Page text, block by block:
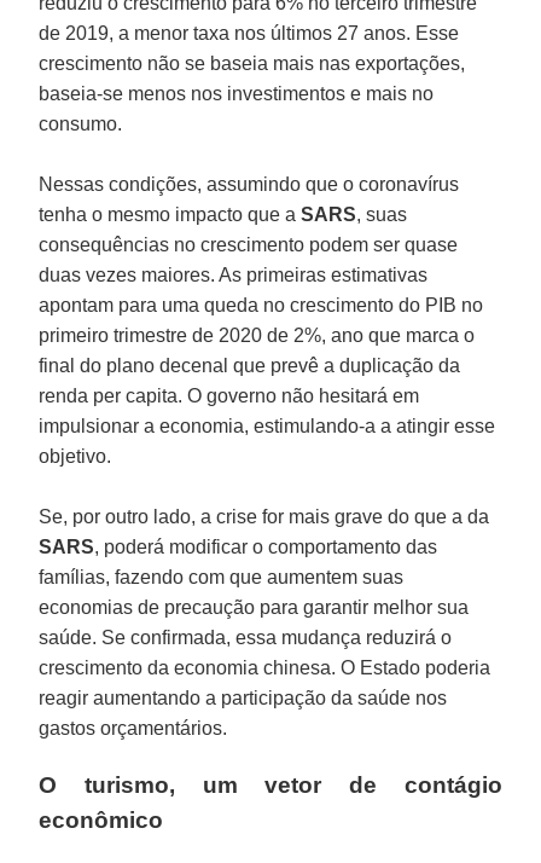
de 2019, a menor taxa nos últimos 27 anos. Esse
crescimento não se baseia mais nas exportações,
baseia-se menos nos investimentos e mais no
consumo.
Nessas condições, assumindo que o coronavírus
tenha o mesmo impacto que aSARS, suas
consequências no crescimento podem ser quase
duas vezes maiores. As primeiras estimativas
apontam para uma queda no crescimento do PIB no
primeiro trimestre de 2020 de 2%, ano que marca o
final do plano decenal que prevê a duplicação da
renda per capita. O governo não hesitará em
impulsionar a economia, estimulando-a a atingir esse
objetivo.
Se, por outro lado, a crise for mais grave do que a da
SARS, poderá modificar o comportamento das
famílias, fazendo com que aumentem suas
economias de precaução para garantir melhor sua
saúde. Se confirmada, essa mudança reduzirá o
crescimento da economia chinesa. O Estado poderia
reagir aumentando a participação da saúde nos
gastos orçamentários.
O turismo, um vetor de contágio
econômico